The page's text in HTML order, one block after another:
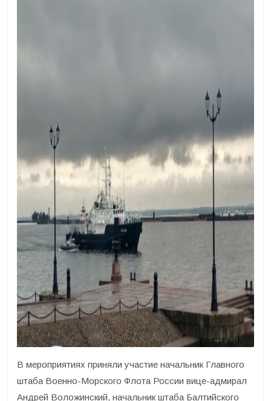
В мероприятиях приняли участие начальник Главного
штаба Военно-Морского Флота России вице-адмирал
Андрей Воложинский, начальник штаба Балтийского